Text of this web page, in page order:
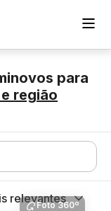
para
e região
relevantes
Foto 360º